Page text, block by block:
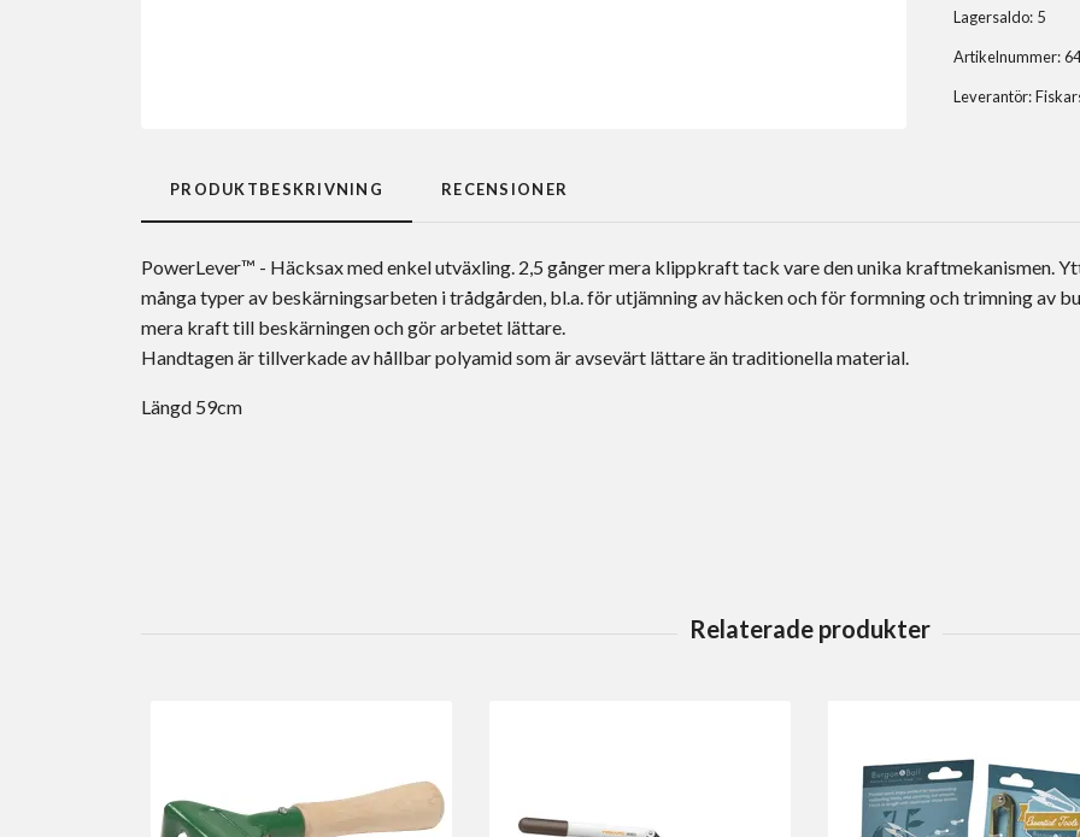
Lagersaldo: 5
Artikelnummer:
Leverantör:
PRODUKTBESKRIVNING RECENSIONER
PowerLever™ - Häcksax med enkel utväxling. 2,5 gånger mera klippkraft tack vare den unika kraftmekanismen.
många typer av beskärningsarbeten i trådgården, bl.a. för utjämning av häcken och för formning och trimning av
mera kraft till beskärningen och gör arbetet lättare.
Handtagen är tillverkade av hållbar polyamid som är avsevärt lättare än traditionella material.
Längd 59cm